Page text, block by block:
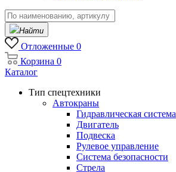
Найти
Отложенные 0
Корзина 0
Каталог
Тип спецтехники
Автокраны
Гидравлическая система
Двигатель
Подвеска
Рулевое управление
Система безопасности
Стрела